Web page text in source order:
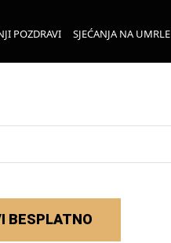
POZDRAVI SJEĆANJA NA UMRLE
BESPLATNO